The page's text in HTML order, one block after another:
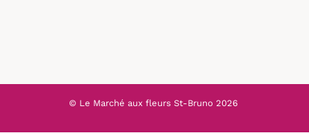
© Le Marché aux fleurs St-Bruno 2026